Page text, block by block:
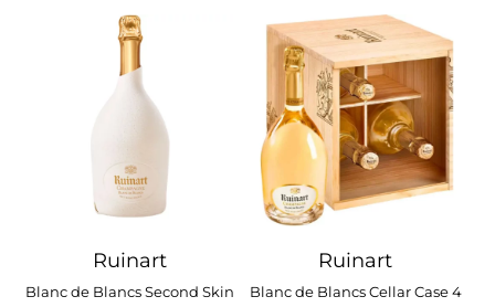
Ruinart
Blanc de Blancs Second Skin
Ruinart
Blanc de Blancs Cellar Case 4